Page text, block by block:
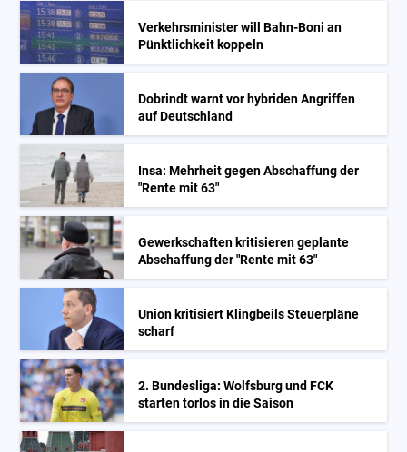
Verkehrsminister will Bahn-Boni an
Pünktlichkeit koppeln
Dobrindt warnt vor hybriden Angriffen
auf Deutschland
Insa: Mehrheit gegen Abschaffung der
"Rente mit 63"
Gewerkschaften kritisieren geplante
Abschaffung der "Rente mit 63"
Union kritisiert Klingbeils Steuerpläne
scharf
2. Bundesliga: Wolfsburg und FCK
starten torlos in die Saison